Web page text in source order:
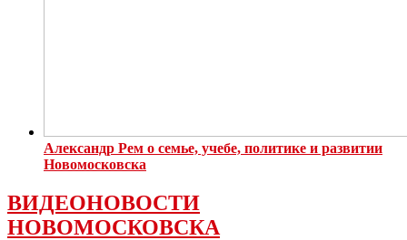
Александр Рем о семье, учебе, политике и развитии
Новомосковска
ВИДЕОНОВОСТИ
НОВОМОСКОВСКА